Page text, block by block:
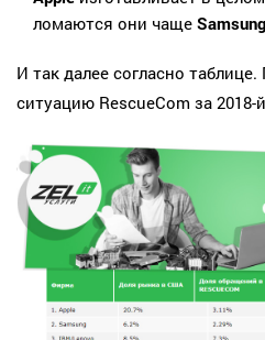
ломаются они чаще Samsung
И так далее согласно
ситуацию RescueCom за 2018-